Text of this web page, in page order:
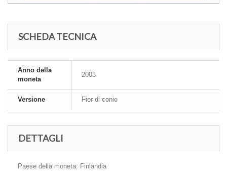
SCHEDA TECNICA
Anno della
moneta
2003
Versione Fior di conio
DETTAGLI
Paese della moneta: Finlandia